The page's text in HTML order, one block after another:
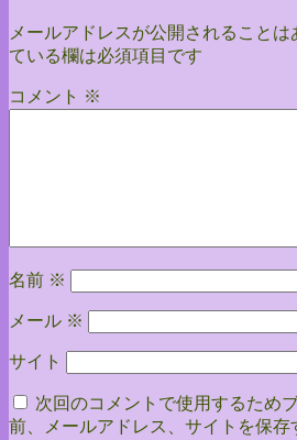
ビ
ゲ
メールアドレスが公開されることは
ている欄は必須項目です
コメント ※
名前 ※
メール ※
サイト
次回のコメントで使用するため
前、メールアドレス、サイトを保存